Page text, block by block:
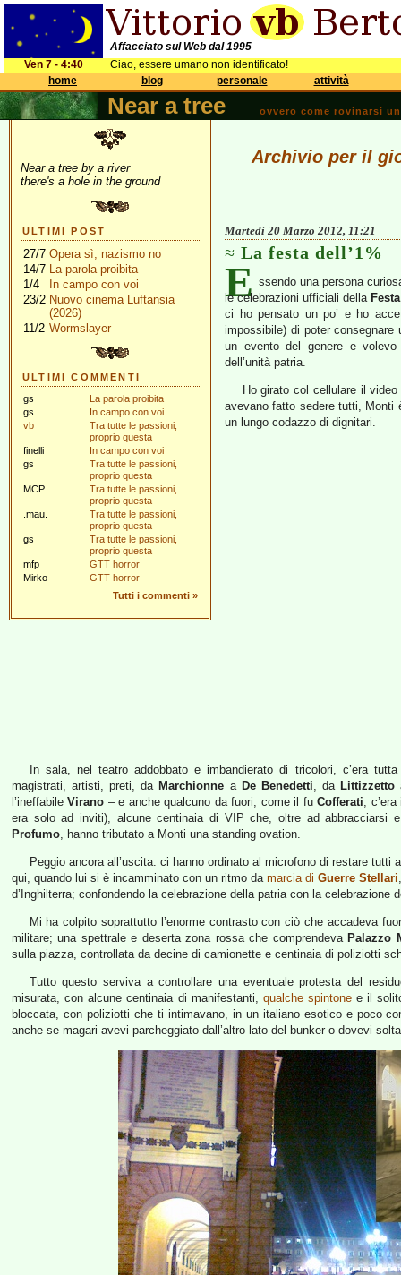
Affacciato sul Web dal 1995
Ven 7 - 4:40
Ciao, essere umano non identificato!
home
blog personale attività
Near a tree ovvero come rovinarsi
Near a tree by a river
there's a hole in the ground
ULTIMI POST
27/7 Opera sì, nazismo no
14/7 La parola proibita
1/4
In campo con voi
23/2 Nuovo cinema Luftansia
(2026)
11/2 Wormslayer
ULTIMI COMMENTI
gs
La parola proibita
gs
In campo con voi
vb
Tra tutte le passioni,
proprio questa
finelli
In campo con voi
gs
Tra tutte le passioni,
proprio questa
MCP
Tra tutte le passioni,
proprio questa
.mau.
Tra tutte le passioni,
proprio questa
gs
Tra tutte le passioni,
proprio questa
mfp
GTT horror
Mirko
GTT horror
Tutti i commenti »
Archivio per il
Martedì 20 Marzo 2012, 11:21
La festa dell’1%
E ssendo una persona
le celebrazioni ufficiali della
ci ho pensato un po’ e ho
impossibile) di poter consegnare
un evento del genere e
dell’unità patria.
Ho girato col cellulare il
avevano fatto sedere tutti,
un lungo codazzo di dignitari.
In sala, nel teatro addobbato e imbandierato di tricolori, c’era
magistrati, artisti, preti, da Marchionne a De Benedetti, da Littizzetto
l’ineffabileVirano – e anche qualcuno da fuori, come il fuCofferati;
era solo ad inviti), alcune centinaia di VIP che, oltre ad
Profumo, hanno tributato a Monti una standing ovation.
Peggio ancora all’uscita: ci hanno ordinato al microfono di restare
qui, quando lui si è incamminato con un ritmo da marcia di Guerre Stellari
d’Inghilterra; confondendo la celebrazione della patria con la celebrazione
Mi ha colpito soprattutto l’enorme contrasto con ciò che accadeva
militare; una spettrale e deserta zona rossa che comprendeva Palazzo
sulla piazza, controllata da decine di camionette e centinaia di poliziotti
Tutto questo serviva a controllare una eventuale protesta del
misurata, con alcune centinaia di manifestanti, qualche spintone e il
bloccata, con poliziotti che ti intimavano, in un italiano esotico e poco
anche se magari avevi parcheggiato dall’altro lato del bunker o dovevi